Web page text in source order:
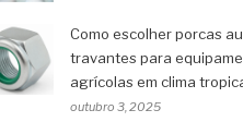
Como escolher porcas
travantes para
agrícolas em clima
outubro 3, 2025